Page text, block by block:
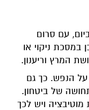
עם סרום
במסכת ניקוי או
המרץ וריענון.
הנפש. כך גם
של ביטחון.
ויש לכך